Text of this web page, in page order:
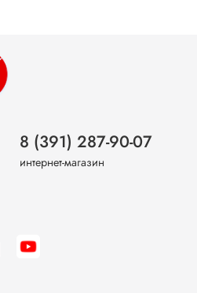
8 (391) 287-90-07
интернет-магазин